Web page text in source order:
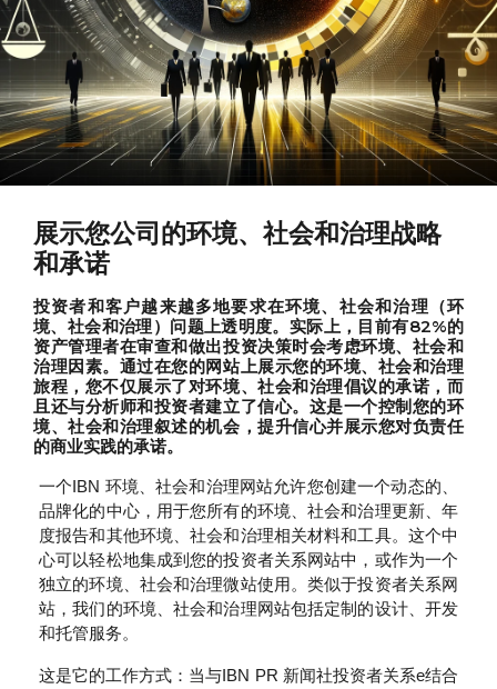
展示您公司的环境、社会和治理战略
和承诺
投资者和客户越来越多地要求在环境、社会和治理（环
境、社会和治理）问题上透明度。实际上，目前有82%的
资产管理者在审查和做出投资决策时会考虑环境、社会和
治理因素。通过在您的网站上展示您的环境、社会和治理
旅程，您不仅展示了对环境、社会和治理倡议的承诺，而
且还与分析师和投资者建立了信心。这是一个控制您的环
境、社会和治理叙述的机会，提升信心并展示您对负责任
的商业实践的承诺。
一个IBN 环境、社会和治理网站允许您创建一个动态的、
品牌化的中心，用于您所有的环境、社会和治理更新、年
度报告和其他环境、社会和治理相关材料和工具。这个中
心可以轻松地集成到您的投资者关系网站中，或作为一个
独立的环境、社会和治理微站使用。类似于投资者关系网
站，我们的环境、社会和治理网站包括定制的设计、开发
和托管服务。
这是它的工作方式：当与IBN PR 新闻社投资者关系e结合